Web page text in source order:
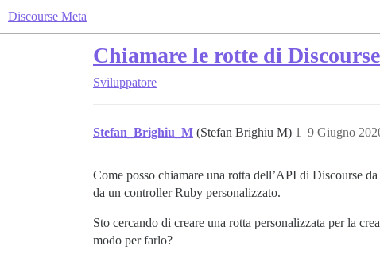
Discourse Meta
Chiamare le rotte di
Sviluppatore
Stefan_Brighiu_M (Stefan Brighiu M) 9 Giugno
1
Come posso chiamare una rotta dell’API di Discourse
da un controller Ruby personalizzato.
Sto cercando di creare una rotta personalizzata per la
modo per farlo?